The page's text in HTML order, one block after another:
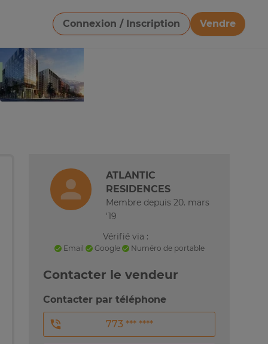
Connexion / Inscription
Vendre
Télécharger une image
ATLANTIC
RESIDENCES
Membre depuis 20. mars
'19
Vérifié via :
Email Google Numéro de portable
Contacter le vendeur
Contacter par téléphone
773 *** ****